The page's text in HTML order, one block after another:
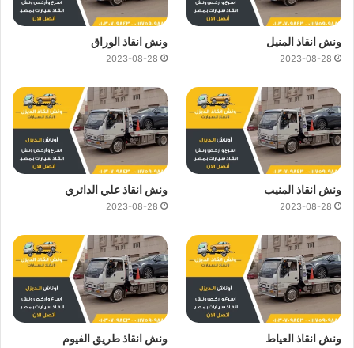
ونش انقاذ المنيل
2023-08-28
ونش انقاذ الوراق
2023-08-28
ونش انقاذ المنيب
2023-08-28
ونش انقاذ علي الدائري
2023-08-28
ونش انقاذ العياط ونش انقاذ طريق الفيوم